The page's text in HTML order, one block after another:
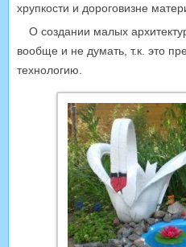
хрупкости и дороговизне
О создании малых
вообще и не думать, т.к. это
технологию.